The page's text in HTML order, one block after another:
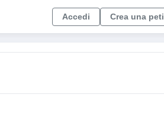
Accedi Crea una